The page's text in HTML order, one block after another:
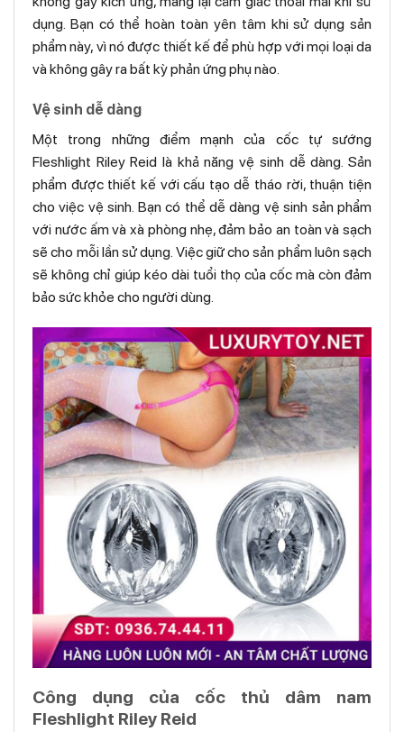
dụng. Bạn có thể hoàn toàn yên tâm khi sử dụng sản
phẩm này, vì nó được thiết kế để phù hợp với mọi loại da
và không gây ra bất kỳ phản ứng phụ nào.
Vệ sinh dễ dàng
Một trong những điểm mạnh của cốc tự sướng
Fleshlight Riley Reid là khả năng vệ sinh dễ dàng. Sản
phẩm được thiết kế với cấu tạo dễ tháo rời, thuận tiện
cho việc vệ sinh. Bạn có thể dễ dàng vệ sinh sản phẩm
với nước ấm và xà phòng nhẹ, đảm bảo an toàn và sạch
sẽ cho mỗi lần sử dụng. Việc giữ cho sản phẩm luôn sạch
sẽ không chỉ giúp kéo dài tuổi thọ của cốc mà còn đảm
bảo sức khỏe cho người dùng.
Công dụng của cốc thủ dâm nam
Fleshlight Riley Reid